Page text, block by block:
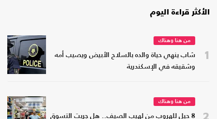
الأكثر قراءة اليوم
1
من هنا وهناك
شاب ينهي حياة والده بالسلاح الأبيض ويصيب أمه
وشقيقه في الإسكندرية
2
من هنا وهناك
8 حيل للهروب من لهيب الصيف.. هل جربت التسوق